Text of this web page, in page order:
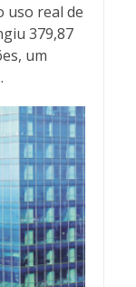
uso real de
379,87
um